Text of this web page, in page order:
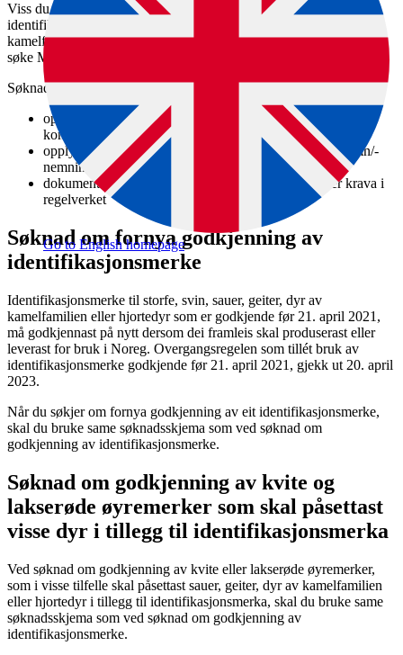
Go to English homepage
Viss du ønsker å vere produsent eller leverandør av
identifikasjonsmerke til storfe, svin, sauer, geiter, hestedyr, dyr av
kamelfamilien, hjortedyr eller fuglar av papegøyefamilien, må du
søke Mattilsynet om godkjenning av merka.
Søknaden skal innehalde
opplysingar om verksemda (namn, adresse,
kontaktopplysingar)
opplysingar om identifikasjonsmerket (type, produktnamn/-
nemning)
dokumentasjon for at identifikasjonsmerket oppfyller krava i
regelverket
Søknad om fornya godkjenning av
identifikasjonsmerke
Identifikasjonsmerke til storfe, svin, sauer, geiter, dyr av
kamelfamilien eller hjortedyr som er godkjende før 21. april 2021,
må godkjennast på nytt dersom dei framleis skal produserast eller
leverast for bruk i Noreg. Overgangsregelen som tillét bruk av
identifikasjonsmerke godkjende før 21. april 2021, gjekk ut 20. april
2023.
Når du søkjer om fornya godkjenning av eit identifikasjonsmerke,
skal du bruke same søknadsskjema som ved søknad om
godkjenning av identifikasjonsmerke.
Søknad om godkjenning av kvite og
lakserøde øyremerker som skal påsettast
visse dyr i tillegg til identifikasjonsmerka
Ved søknad om godkjenning av kvite eller lakserøde øyremerker,
som i visse tilfelle skal påsettast sauer, geiter, dyr av kamelfamilien
eller hjortedyr i tillegg til identifikasjonsmerka, skal du bruke same
søknadsskjema som ved søknad om godkjenning av
identifikasjonsmerke.